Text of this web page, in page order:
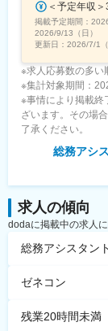
掲載予定期間：
2026/9/13（日）
更新日： 2026/7/1（
※求人応募数の多い
※集計対象期間：
※事情により掲載終
ざいます。その場
了承ください。
総務アシ
求人の傾向
dodaに掲載中の求人
総務アシスタント
ゼネコン
残業20時間未満